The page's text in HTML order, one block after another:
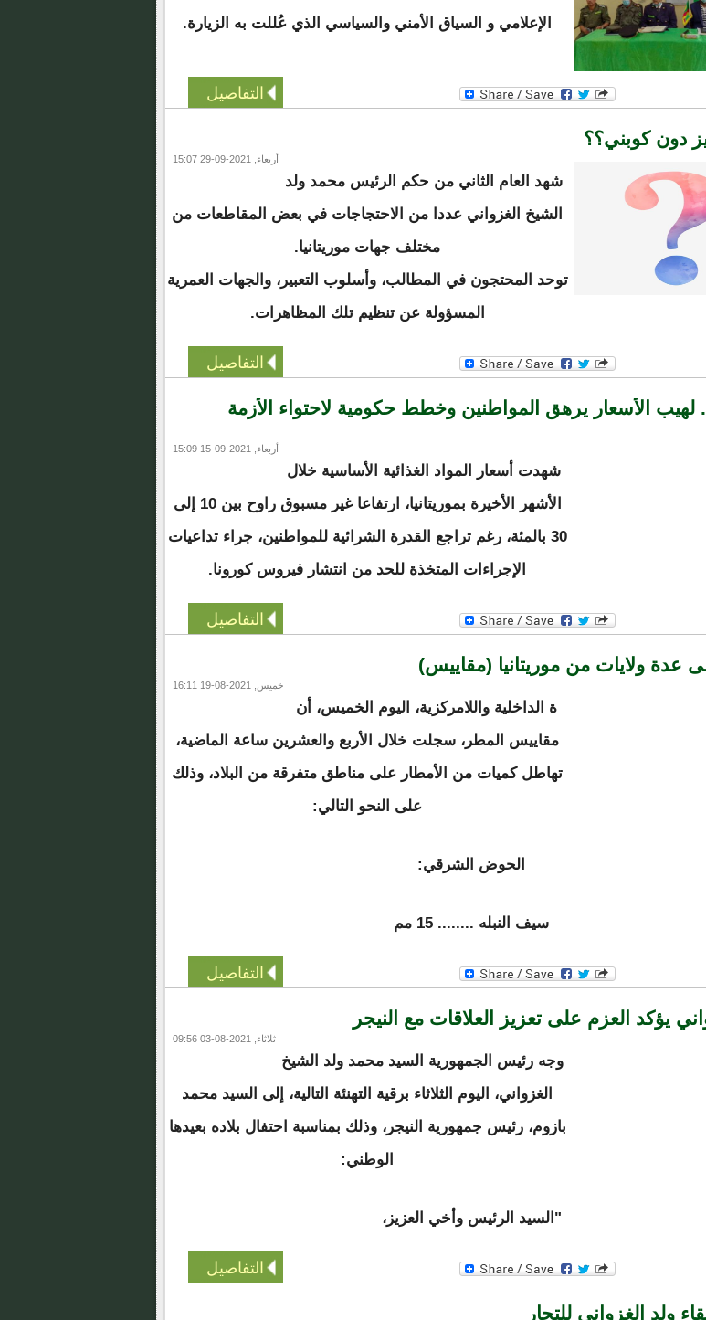
الإعلامي و السياق الأمني والسياسي الذي عُللت به الزيارة.
التفاصيل
دون كوبني؟؟
أربعاء, 2021-09-29 15:07
شهد العام الثاني من حكم الرئيس محمد ولد
الشيخ الغزواني عددا من الاحتجاجات في بعض المقاطعات من
مختلف جهات موريتانيا.
توحد المحتجون في المطالب، وأسلوب التعبير، والجهات العمرية
المسؤولة عن تنظيم تلك المظاهرات.
التفاصيل
لهيب الأسعار يرهق المواطنين وخطط حكومية لاحتواء الأزمة
أربعاء, 2021-09-15 15:09
شهدت أسعار المواد الغذائية الأساسية خلال
الأشهر الأخيرة بموريتانيا، ارتفاعا غير مسبوق راوح بين 10 إلى
30 بالمئة، رغم تراجع القدرة الشرائية للمواطنين، جراء تداعيات
الإجراءات المتخذة للحد من انتشار فيروس كورونا.
التفاصيل
عدة ولايات من موريتانيا (مقاييس)
خميس, 2021-08-19 16:11
ة الداخلية واللامركزية، اليوم الخميس، أن
مقاييس المطر، سجلت خلال الأربع والعشرين ساعة الماضية،
تهاطل كميات من الأمطار على مناطق متفرقة من البلاد، وذلك
على النحو التالي:
الحوض الشرقي:
سيف النبله ........ 15 مم
التفاصيل
يؤكد العزم على تعزيز العلاقات مع النيجر
ثلاثاء, 2021-08-03 09:56
وجه رئيس الجمهورية السيد محمد ولد الشيخ
الغزواني، اليوم الثلاثاء برقية التهنئة التالية، إلى السيد محمد
بازوم، رئيس جمهورية النيجر، وذلك بمناسبة احتفال بلاده بعيدها
الوطني:
"السيد الرئيس وأخي العزيز،
التفاصيل
ولد الغزواني للتجار